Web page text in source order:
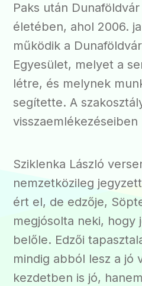
Paks után
életében, ahol 2006.
működik a
Egyesület, melyet a
létre, és melynek
segítette. A
Sziklenka László
nemzetközileg
ért el, de edzője,
megjósolta neki, hogy
belőle. Edzői
mindig abból lesz a jó
kezdetben is jó,